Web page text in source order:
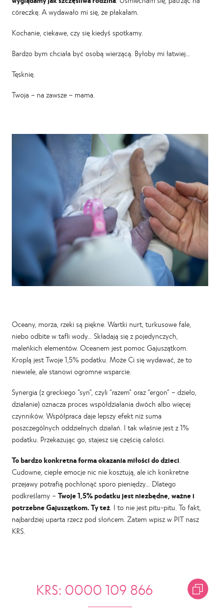
córeczkę. A wydawało mi się, że płakałam.
Kochanie, ciekawe, czy się kiedyś spotkamy.
Bardzo bym chciała być osobą wierzącą. Byłoby mi łatwiej…
Tęsknię.
Twoja – na zawsze – mama.
Oceany, morza, rzeki są piękne. Wartki nurt, turkusowe fale,
niebo odbite w tafli wody… Składają się z pojedynczych,
maleńkich elementów. Oceanem jest pomoc Gajuszątkom.
Kroplą jest Twoje 1,5% podatku. Może Ci się wydawać, że to
niewiele, ale stanowi ogromne wsparcie.
Synergia (z greckiego “syn”, czyli “razem” oraz “ergon” – dzieło,
działanie) oznacza proces współdziałania dwóch albo więcej
czynników. Współpraca daje lepszy efekt niż suma
poszczególnych oddzielnych działań. I tak właśnie jest z 1%
podatku. Przekazując go, stajesz się częścią całości.
To bardzo konkretna forma okazania miłości do dzieci
Cudowne, ciepłe emocje nic nie kosztują, ale ich konkretne
przejawy potrafią pochłonąć sporo pieniędzy… Dlatego
podkreślamy – Twoje 1,5% podatku jest niezbędne, ważne i
potrzebne Gajuszątkom. Ty też . I to nie jest pitu-pitu. To fakt,
najbardziej uparta rzecz pod słońcem. Zatem wpisz w PIT nasz
KRS.
KRS: 0000 109 866